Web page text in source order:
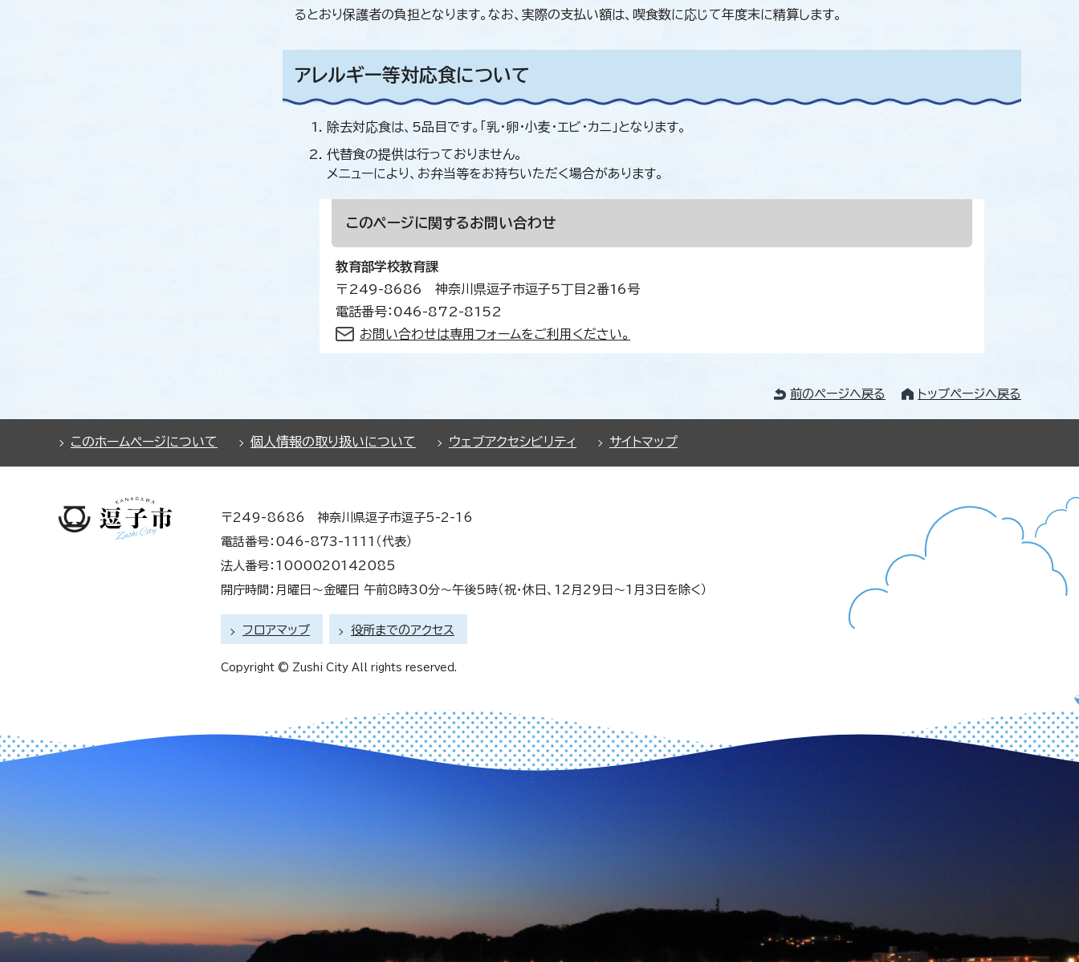
るとおり保護者の負担となります。なお、実際の支払い額は、喫食数に応じて年度末に精算します。
アレルギー等対応食について
除去対応食は、5品目です。「乳・卵・小麦・エビ・カニ」となります。
代替食の提供は行っておりません。
メニューにより、お弁当等をお持ちいただく場合があります。
このページに関するお問い合わせ
教育部学校教育課
〒249-8686 神奈川県逗子市逗子5丁目2番16号
電話番号：046-872-8152
お問い合わせは専用フォームをご利用ください。
前のページへ戻る トップページへ戻る
このホームページについて 個人情報の取り扱いについて ウェブアクセシビリティ サイトマップ
〒249-8686 神奈川県逗子市逗子5-2-16
電話番号：046-873-1111（代表）
法人番号：1000020142085
開庁時間：月曜日～金曜日 午前8時30分～午後5時（祝・休日、12月29日～1月3日を除く）
フロアマップ 役所までのアクセス
Copyright © Zushi City All rights reserved.